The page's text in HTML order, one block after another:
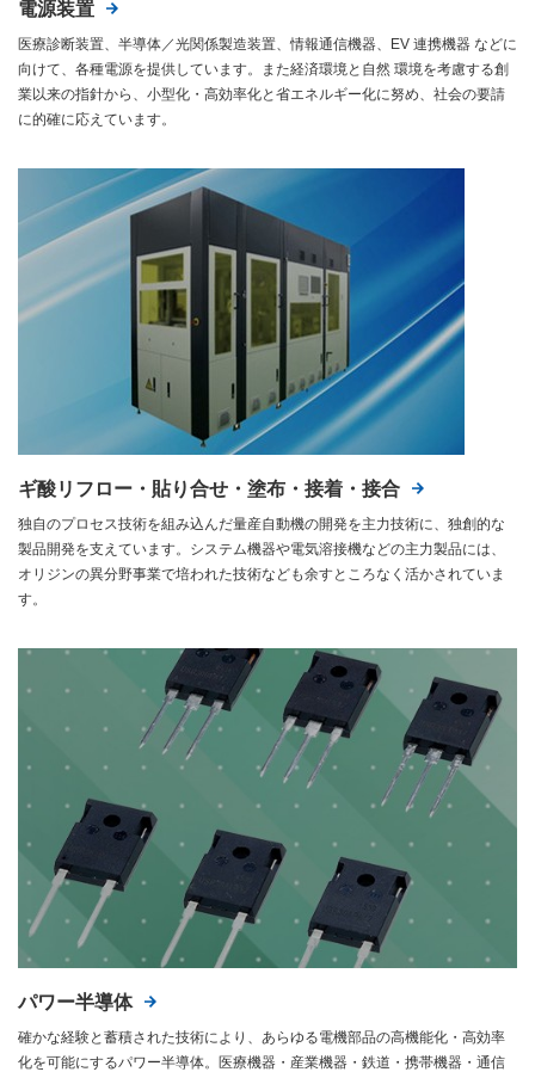
電源装置
医療診断装置、半導体／光関係製造装置、情報通信機器、EV 連携機器 などに
向けて、各種電源を提供しています。また経済環境と自然 環境を考慮する創
業以来の指針から、小型化・高効率化と省エネルギー化に努め、社会の要請
に的確に応えています。
ギ酸リフロー・貼り合せ・塗布・接着・接合
独自のプロセス技術を組み込んだ量産自動機の開発を主力技術に、独創的な
製品開発を支えています。システム機器や電気溶接機などの主力製品には、
オリジンの異分野事業で培われた技術なども余すところなく活かされていま
す。
パワー半導体
確かな経験と蓄積された技術により、あらゆる電機部品の高機能化・高効率
化を可能にするパワー半導体。医療機器・産業機器・鉄道・携帯機器・通信